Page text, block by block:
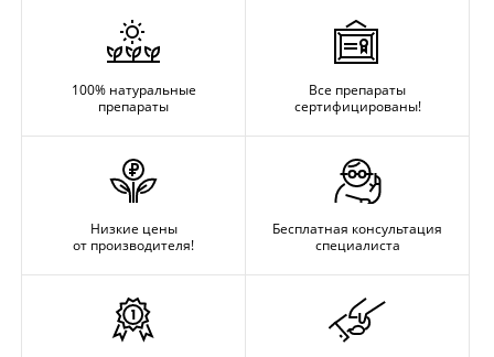
100% натуральные
препараты
Все препараты
сертифицированы!
Низкие цены
от производителя!
Бесплатная консультация
специалиста